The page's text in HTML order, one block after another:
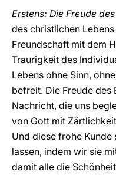
Erstens: Die Freude
des christlichen
Freundschaft mit dem
Traurigkeit des
Lebens ohne Sinn,
befreit. Die Freude des
Nachricht, die uns
von Gott mit
Und diese frohe
lassen, indem wir sie
damit alle die